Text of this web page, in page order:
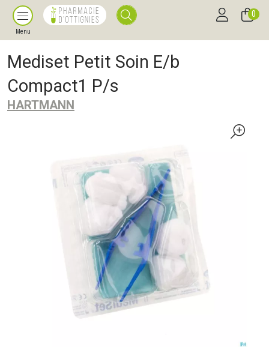
Menu
0
Mediset Petit Soin E/b
Compact1 P/s
HARTMANN